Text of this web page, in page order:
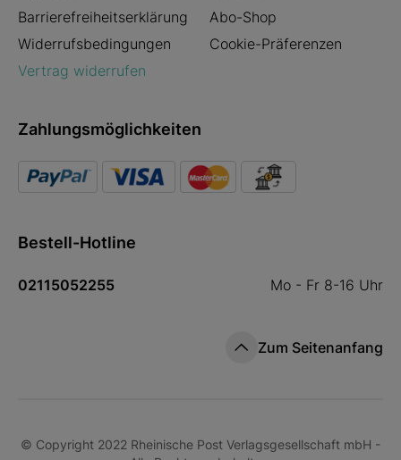
Barrierefreiheitserklärung
Abo-Shop
Widerrufsbedingungen
Cookie-Präferenzen
Vertrag widerrufen
Zahlungsmöglichkeiten
Bestell-Hotline
02115052255 Mo - Fr 8-16 Uhr
Zum Seitenanfang
© Copyright 2022 Rheinische Post Verlagsgesellschaft mbH -